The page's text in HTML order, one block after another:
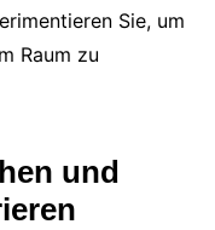
Sie, um
Raum zu
und